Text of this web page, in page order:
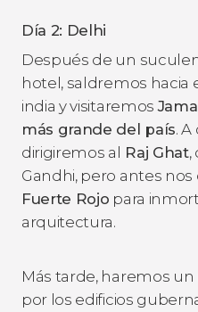
Día 2: Delhi
Después de un
hotel, saldremos hacia
india y visitaremos
más grande del país.
dirigiremos al Raj Ghat,
Gandhi, pero antes
Fuerte Rojo para
arquitectura.
Más tarde, haremos
por los edificios